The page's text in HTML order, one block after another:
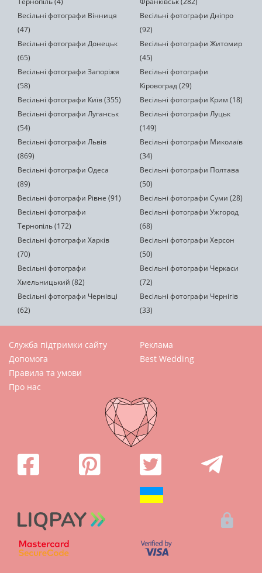
Весільні фотографи Вінниця
(47)
Весільні фотографи Дніпро
(92)
Весільні фотографи Донецьк
(65)
Весільні фотографи Житомир
(45)
Весільні фотографи Запоріжя
(58)
Весільні фотографи
Кіровоград (29)
Весільні фотографи Київ (355)
Весільні фотографи Крим (18)
Весільні фотографи Луганськ
(54)
Весільні фотографи Луцьк
(149)
Весільні фотографи Львів
(869)
Весільні фотографи Миколаїв
(34)
Весільні фотографи Одеса
(89)
Весільні фотографи Полтава
(50)
Весільні фотографи Рівне (91)
Весільні фотографи Суми (28)
Весільні фотографи
Тернопіль (172)
Весільні фотографи Ужгород
(68)
Весільні фотографи Харків
(70)
Весільні фотографи Херсон
(50)
Весільні фотографи
Хмельницький (82)
Весільні фотографи Черкаси
(72)
Весільні фотографи Чернівці
(62)
Весільні фотографи Чернігів
(33)
Служба підтримки сайту
Допомога
Правила та умови
Про нас
Реклама
Best Wedding